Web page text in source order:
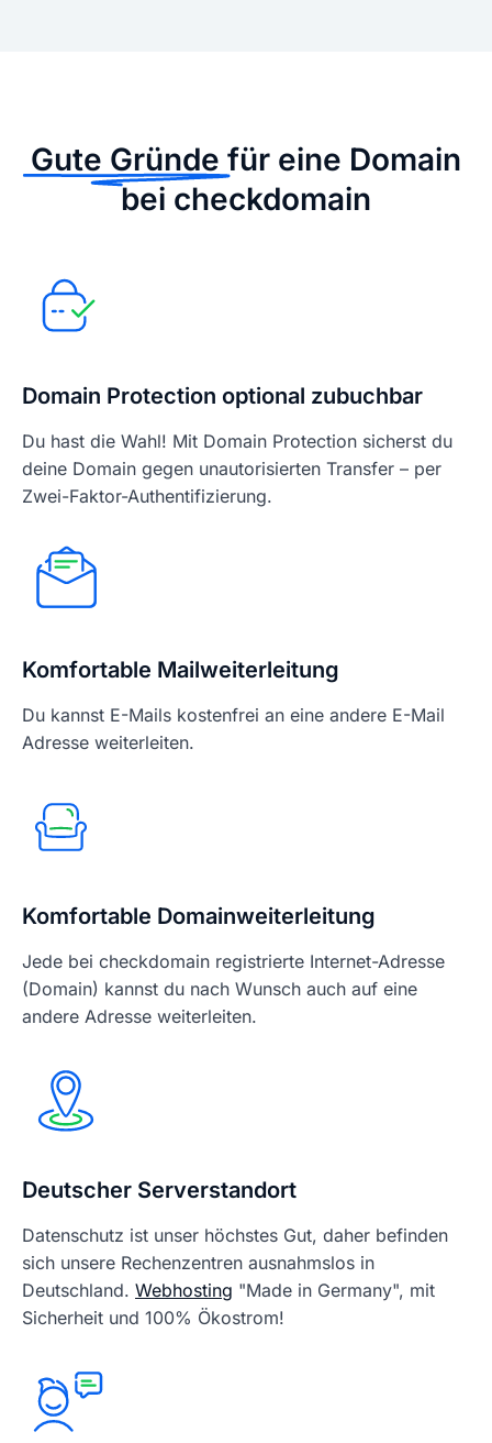
Gute Gründe für eine Domain
bei checkdomain
Domain Protection optional zubuchbar
Du hast die Wahl! Mit Domain Protection sicherst du
deine Domain gegen unautorisierten Transfer – per
Zwei-Faktor-Authentifizierung.
Komfortable Mailweiterleitung
Du kannst E-Mails kostenfrei an eine andere E-Mail
Adresse weiterleiten.
Komfortable Domainweiterleitung
Jede bei checkdomain registrierte Internet-Adresse
(Domain) kannst du nach Wunsch auch auf eine
andere Adresse weiterleiten.
Deutscher Serverstandort
Datenschutz ist unser höchstes Gut, daher befinden
sich unsere Rechenzentren ausnahmslos in
Deutschland. Webhosting "Made in Germany", mit
Sicherheit und 100% Ökostrom!